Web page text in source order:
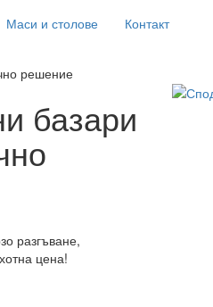
Маси и столове Контакт
решение
базари
разгъване,
цена!